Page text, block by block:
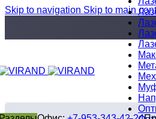
Skip to navigation Skip to main